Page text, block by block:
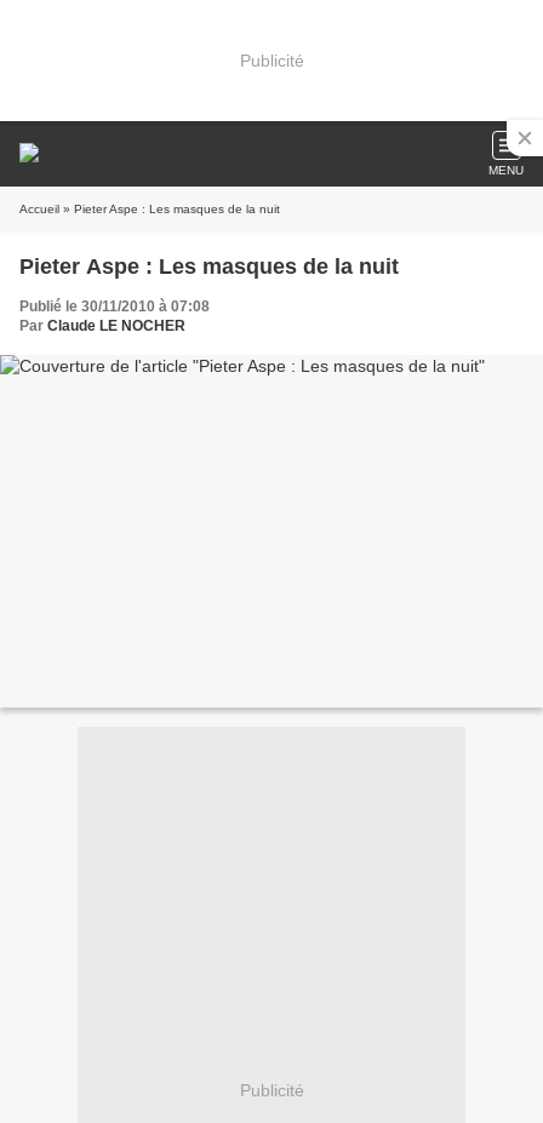
Publicité
MENU
Accueil » Pieter Aspe : Les masques de la nuit
Pieter Aspe : Les masques de la nuit
Publié le 30/11/2010 à 07:08
Par Claude LE NOCHER
Publicité